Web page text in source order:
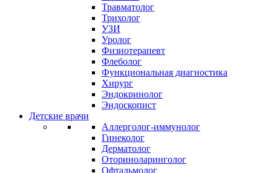
Травматолог
Трихолог
УЗИ
Уролог
Физиотерапевт
Флеболог
Функциональная диагностика
Хирург
Эндокринолог
Эндоскопист
Детские врачи
Аллерголог-иммунолог
Гинеколог
Дерматолог
Оториноларинголог
Офтальмолог